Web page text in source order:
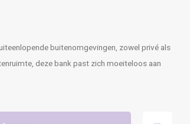
buitenomgevingen, zowel privé als
deze bank past zich moeiteloos aan